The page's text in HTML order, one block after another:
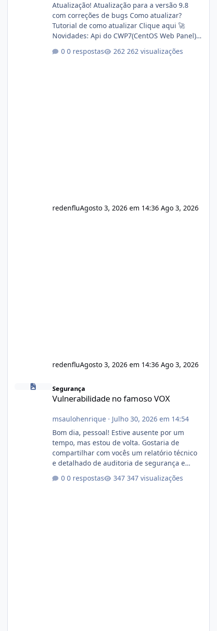
Atualização! Atualização para a versão 9.8
com correções de bugs Como atualizar?
Tutorial de como atualizar Clique aqui 🚀
Novidades: Api do CWP7(CentOS Web Panel)
autorizado a usasr o isistem:
0 respostas 262 visualizações
redenfluAgosto 3, 2026 em 14:36 Ago 3, 2026
redenfluAgosto 3, 2026 em 14:36 Ago 3, 2026
Vulnerabilidade no famoso VOX
Segurança
Vulnerabilidade no famoso VOX
msaulohenrique· Julho 30, 2026 em 14:54
Bom dia, pessoal! Estive ausente por um
tempo, mas estou de volta. Gostaria de
compartilhar com vocês um relatório técnico
e detalhado de auditoria de segurança e
conformidade referente ao VOXPANEL (versão
atualmente em circulação e comercialização
0 respostas 347 visualizações